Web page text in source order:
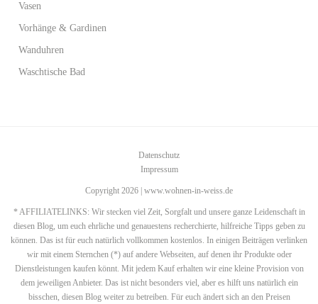
Vasen
Vorhänge & Gardinen
Wanduhren
Waschtische Bad
Datenschutz
Impressum
Copyright 2026 | www.wohnen-in-weiss.de
* AFFILIATELINKS: Wir stecken viel Zeit, Sorgfalt und unsere ganze Leidenschaft in
diesen Blog, um euch ehrliche und genauestens recherchierte, hilfreiche Tipps geben zu
können. Das ist für euch natürlich vollkommen kostenlos. In einigen Beiträgen verlinken
wir mit einem Sternchen (*) auf andere Webseiten, auf denen ihr Produkte oder
Dienstleistungen kaufen könnt. Mit jedem Kauf erhalten wir eine kleine Provision von
dem jeweiligen Anbieter. Das ist nicht besonders viel, aber es hilft uns natürlich ein
bisschen, diesen Blog weiter zu betreiben. Für euch ändert sich an den Preisen